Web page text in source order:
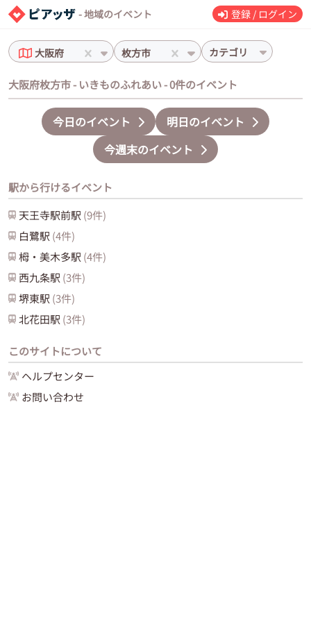
- 地域のイベント 登録 / ログイン
大阪府 枚方市 カテゴリ
大阪府枚方市 - いきものふれあい - 0件のイベント
今日のイベント
明日のイベント
今週末のイベント
駅から行けるイベント
天王寺駅前駅 (9件)
白鷺駅 (4件)
栂・美木多駅 (4件)
西九条駅 (3件)
堺東駅 (3件)
北花田駅 (3件)
このサイトについて
ヘルプセンター
お問い合わせ